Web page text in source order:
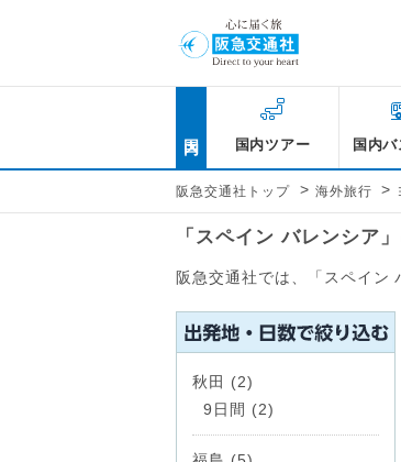
国内ツアー 国内
阪急交通社トップ > 海外旅行 >
「スペイン バレンシア
阪急交通社では、「スペイン
秋田 (2)
9日間 (2)